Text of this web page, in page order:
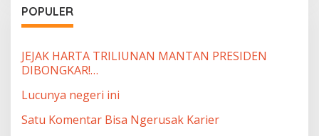
POPULER
JEJAK HARTA TRILIUNAN MANTAN PRESIDEN
DIBONGKAR!…
Lucunya negeri ini
Satu Komentar Bisa Ngerusak Karier